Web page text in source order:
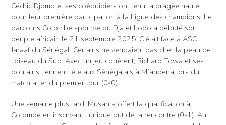
Cédric Djomo et ses coéquipiers ont tenu la dragée haute
pour leur première participation à la Ligue des champions. Le
parcours Colombe sportive du Dja et Lobo a débuté son
périple africain le 21 septembre 2025. C’était face à ASC
Jaraaf du Sénégal. Certains ne vendaient pas cher la peau de
l’oiseau du Sud. Avec un jeu cohérent, Richard Towa et ses
poulains tiennent tête aux Sénégalais à Mfandena lors du
match aller du premier tour (0-0).
Une semaine plus tard, Musah a offert la qualification à
Colombe en inscrivant l’unique but de la rencontre (0-1). Au